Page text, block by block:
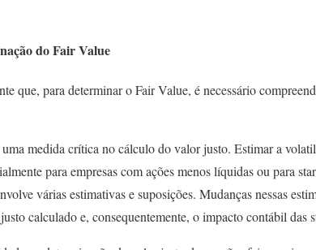
do Fair Value
que, para determinar o Fair Value, é necessário
uma medida crítica no cálculo do valor justo. Estimar a
para empresas com ações menos líquidas ou para
várias estimativas e suposições. Mudanças nessas
calculado e, consequentemente, o impacto contábil das